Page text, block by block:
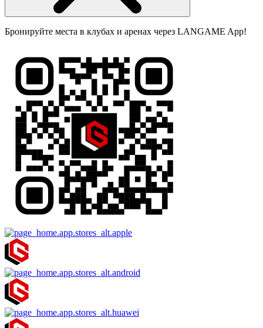
Бронируйте места в клубах и аренах через LANGAME App!